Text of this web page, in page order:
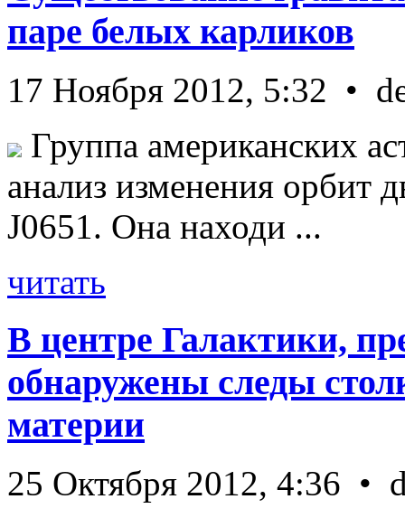
паре белых карликов
17 Ноября 2012, 5:32 •
Группа американских
анализ изменения орбит
J0651. Она находи ...
читать
В центре Галактики,
обнаружены следы
материи
25 Октября 2012, 4:36 •